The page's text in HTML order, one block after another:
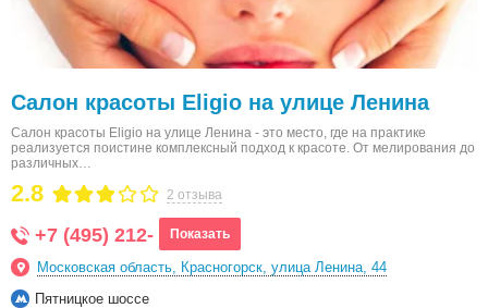
Салон красоты Eligio на улице Ленина
Салон красоты Eligio на улице Ленина - это место, где на практике
реализуется поистине комплексный подход к красоте. От мелирования до
различных…
2 отзыва
2.8
+7 (495) 212- Показать
Московская область, Красногорск, улица Ленина, 44
Пятницкое шоссе